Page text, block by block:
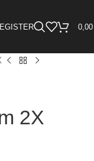
0,00
2X